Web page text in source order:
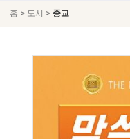
홈 > 도서 > 종교